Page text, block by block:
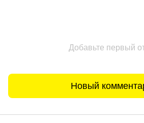
Добавьте первый
Новый